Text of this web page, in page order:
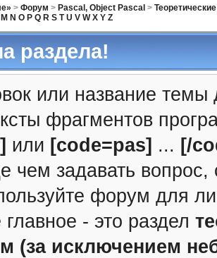
> Форум > Pascal, Object Pascal >
M N O P Q R S T U V W X Y Z
раздела!
или название
фрагментов
или [code=pas] ... [/
чем задавать вопрос,
форум для
- это раздел
(за исключением